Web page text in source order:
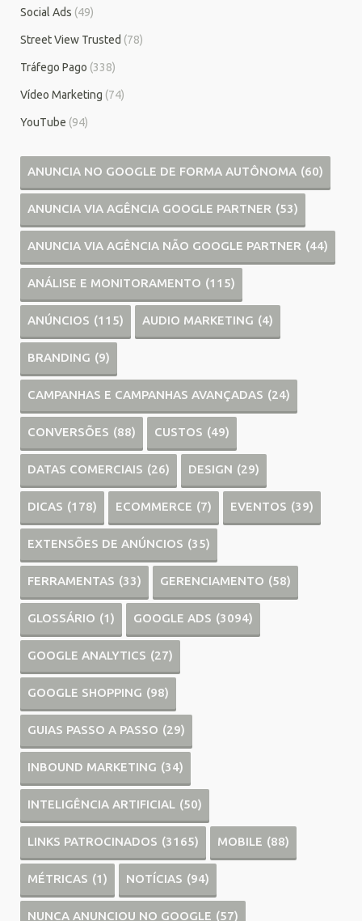
Social Ads (49)
Street View Trusted (78)
Tráfego Pago (338)
Vídeo Marketing (74)
YouTube (94)
ANUNCIA NO GOOGLE DE FORMA AUTÔNOMA (60)
ANUNCIA VIA AGÊNCIA GOOGLE PARTNER (53)
ANUNCIA VIA AGÊNCIA NÃO GOOGLE PARTNER (44)
ANÁLISE E MONITORAMENTO (115)
ANÚNCIOS (115) AUDIO MARKETING (4)
BRANDING (9)
CAMPANHAS E CAMPANHAS AVANÇADAS (24)
CONVERSÕES (88) CUSTOS (49)
DATAS COMERCIAIS (26) DESIGN (29)
DICAS (178) ECOMMERCE (7) EVENTOS (39)
EXTENSÕES DE ANÚNCIOS (35)
FERRAMENTAS (33) GERENCIAMENTO (58)
GLOSSÁRIO (1) GOOGLE ADS (3094)
GOOGLE ANALYTICS (27)
GOOGLE SHOPPING (98)
GUIAS PASSO A PASSO (29)
INBOUND MARKETING (34)
INTELIGÊNCIA ARTIFICIAL (50)
LINKS PATROCINADOS (3165) MOBILE (88)
MÉTRICAS (1) NOTÍCIAS (94)
NUNCA ANUNCIOU NO GOOGLE (57)